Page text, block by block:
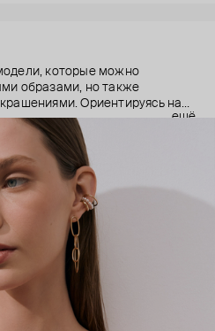
которые можно
образами, но также
Ориентируясь на
культурой, искусством и
несколько раз в год. А
призыв слушать внутренний
украшения.
ещё